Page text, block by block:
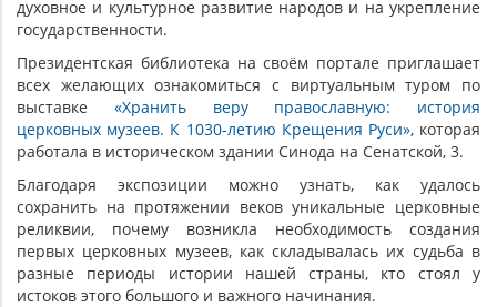
духовное и культурное развитие народов и на укрепление
государственности.
Президентская библиотека на своём портале приглашает
всех желающих ознакомиться с виртуальным туром по
выставке «Хранить веру православную: история
церковных музеев. К 1030-летию Крещения Руси», которая
работала в историческом здании Синода на Сенатской, 3.
Благодаря экспозиции можно узнать, как удалось
сохранить на протяжении веков уникальные церковные
реликвии, почему возникла необходимость создания
первых церковных музеев, как складывалась их судьба в
разные периоды истории нашей страны, кто стоял у
истоков этого большого и важного начинания.